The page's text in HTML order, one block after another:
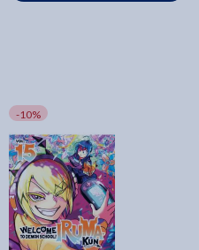
-10%